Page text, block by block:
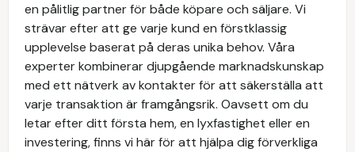
en pålitlig partner för både köpare och säljare. Vi
strävar efter att ge varje kund en förstklassig
upplevelse baserat på deras unika behov. Våra
experter kombinerar djupgående marknadskunskap
med ett nätverk av kontakter för att säkerställa att
varje transaktion är framgångsrik. Oavsett om du
letar efter ditt första hem, en lyxfastighet eller en
investering, finns vi här för att hjälpa dig förverkliga